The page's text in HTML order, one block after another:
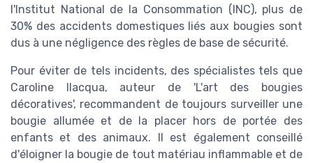
l'Institut National de la Consommation (INC), plus de
30% des accidents domestiques liés aux bougies sont
dus à une négligence des règles de base de sécurité.
Pour éviter de tels incidents, des spécialistes tels que
Caroline Ilacqua, auteur de 'L'art des bougies
décoratives', recommandent de toujours surveiller une
bougie allumée et de la placer hors de portée des
enfants et des animaux. Il est également conseillé
d'éloigner la bougie de tout matériau inflammable et de